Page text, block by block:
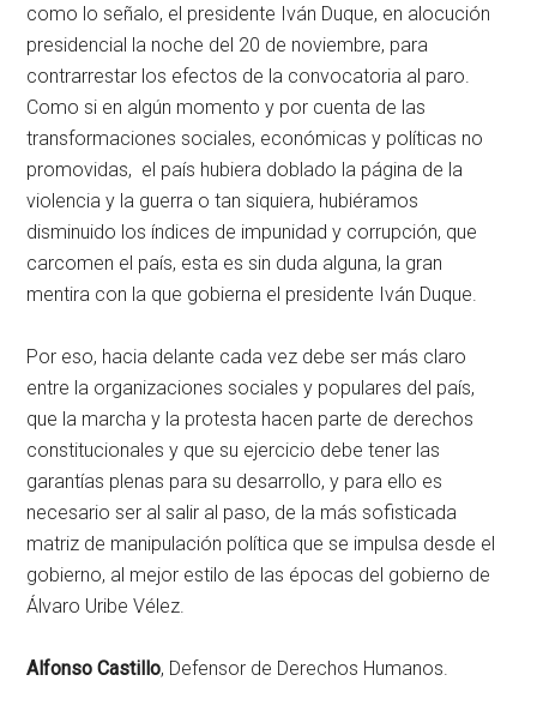
como lo señalo, el presidente Iván Duque, en alocución
presidencial la noche del 20 de noviembre, para
contrarrestar los efectos de la convocatoria al paro.
Como si en algún momento y por cuenta de las
transformaciones sociales, económicas y políticas no
promovidas, el país hubiera doblado la página de la
violencia y la guerra o tan siquiera, hubiéramos
disminuido los índices de impunidad y corrupción, que
carcomen el país, esta es sin duda alguna, la gran
mentira con la que gobierna el presidente Iván Duque.
Por eso, hacia delante cada vez debe ser más claro
entre la organizaciones sociales y populares del país,
que la marcha y la protesta hacen parte de derechos
constitucionales y que su ejercicio debe tener las
garantías plenas para su desarrollo, y para ello es
necesario ser al salir al paso, de la más sofisticada
matriz de manipulación política que se impulsa desde el
gobierno, al mejor estilo de las épocas del gobierno de
Álvaro Uribe Vélez.
Alfonso Castillo, Defensor de Derechos Humanos.